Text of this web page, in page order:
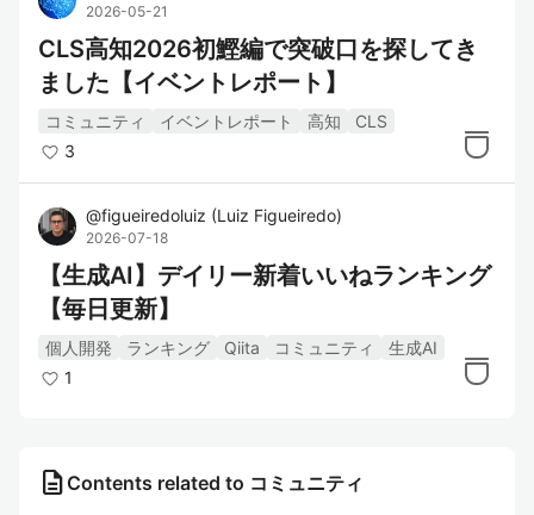
2026-05-21
CLS高知2026初鰹編で突破口を探してき
ました【イベントレポート】
コミュニティ イベントレポート 高知
CLS
3
@figueiredoluiz (Luiz Figueiredo)
2026-07-18
【生成AI】デイリー新着いいねランキング
【毎日更新】
個人開発 ランキング Qiita コミュニティ
生成AI
1
description Contents related to コミュニティ